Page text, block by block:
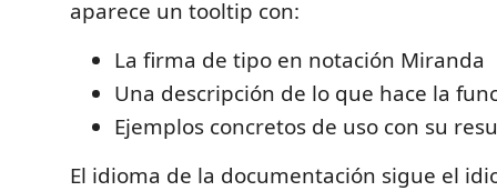
aparece un tooltip con:
La firma de tipo en notación Miranda
Una descripción de lo que hace la
Ejemplos concretos de uso con su
El idioma de la documentación sigue el